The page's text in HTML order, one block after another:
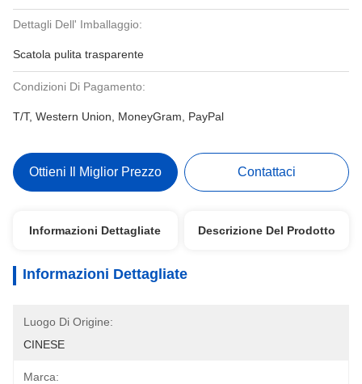
Dettagli Dell' Imballaggio:
Scatola pulita trasparente
Condizioni Di Pagamento:
T/T, Western Union, MoneyGram, PayPal
Ottieni Il Miglior Prezzo Contattaci
Informazioni Dettagliate Descrizione Del Prodotto
Informazioni Dettagliate
Luogo Di Origine:
CINESE
Marca: